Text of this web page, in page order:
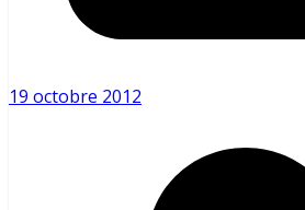
19 octobre 2012